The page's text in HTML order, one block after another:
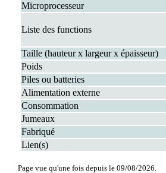
Microprocesseur
Liste des functions
Taille (hauteur x largeur x épaisseur)
Poids
Piles ou batteries
Alimentation externe
Consommation
Jumeaux
Fabriqué
Lien(s)
Page vue qu'une fois depuis le 09/08/2026.